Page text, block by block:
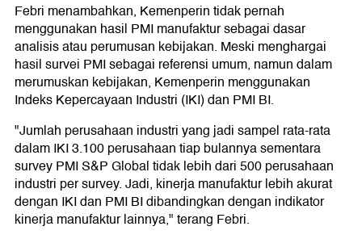
Febri menambahkan, Kemenperin tidak pernah
menggunakan hasil PMI manufaktur sebagai dasar
analisis atau perumusan kebijakan. Meski menghargai
hasil survei PMI sebagai referensi umum, namun dalam
merumuskan kebijakan, Kemenperin menggunakan
Indeks Kepercayaan Industri (IKI) dan PMI BI.
"Jumlah perusahaan industri yang jadi sampel rata-rata
dalam IKI 3.100 perusahaan tiap bulannya sementara
survey PMI S&P Global tidak lebih dari 500 perusahaan
industri per survey. Jadi, kinerja manufaktur lebih akurat
dengan IKI dan PMI BI dibandingkan dengan indikator
kinerja manufaktur lainnya," terang Febri.